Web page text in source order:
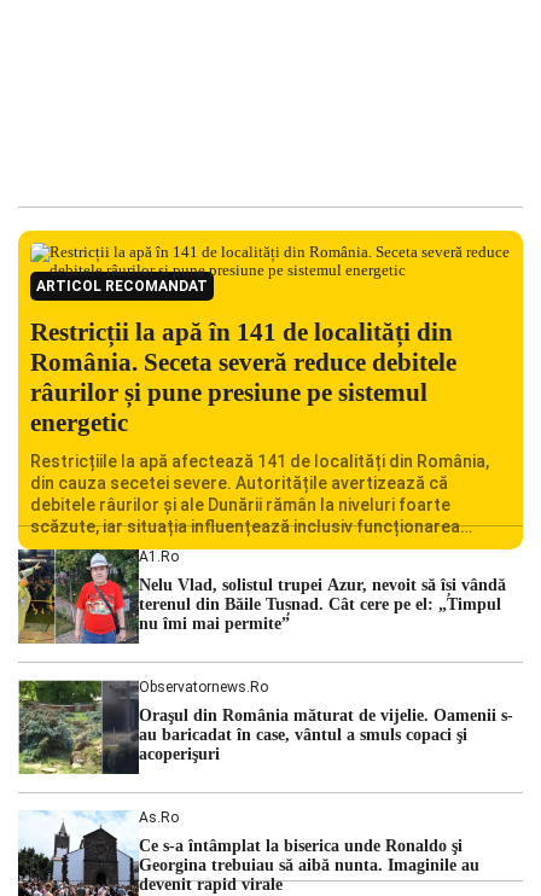
ARTICOL RECOMANDAT
Restricții la apă în 141 de localități din
România. Seceta severă reduce debitele
râurilor și pune presiune pe sistemul
energetic
Restricțiile la apă afectează 141 de localități din România,
din cauza secetei severe. Autoritățile avertizează că
debitele râurilor și ale Dunării rămân la niveluri foarte
scăzute, iar situația influențează inclusiv funcționarea
Centralei Nucleare de la Cernavodă. România se confruntă
cu una dintre cele mai dificile perioade din punct de vedere
hidrologic din ultimii ani. Lipsa […]
A1.ro
Nelu Vlad, solistul trupei Azur, nevoit să își vândă
terenul din Băile Tușnad. Cât cere pe el: „Timpul
nu îmi mai permite”
Observatornews.ro
Oraşul din România măturat de vijelie. Oamenii s-
au baricadat în case, vântul a smuls copaci şi
acoperişuri
As.ro
Ce s-a întâmplat la biserica unde Ronaldo şi
Georgina trebuiau să aibă nunta. Imaginile au
devenit rapid virale